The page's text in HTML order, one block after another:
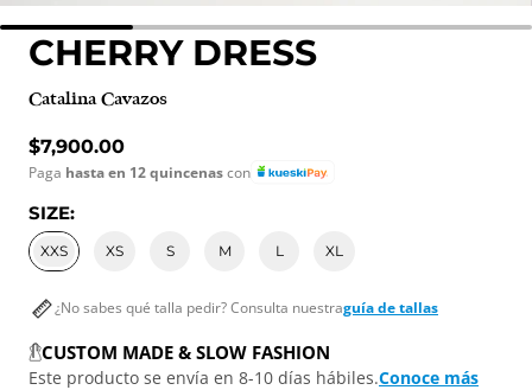
CHERRY DRESS
Catalina Cavazos
Precio normal
$7,900.00
Paga hasta en 12 quincenascon
SIZE:
XXS XS S M L XL
¿No sabes qué talla pedir? Consulta nuestraguía de tallas
CUSTOM MADE & SLOW FASHION
Este producto se envía en 8-10 días hábiles.Conoce más